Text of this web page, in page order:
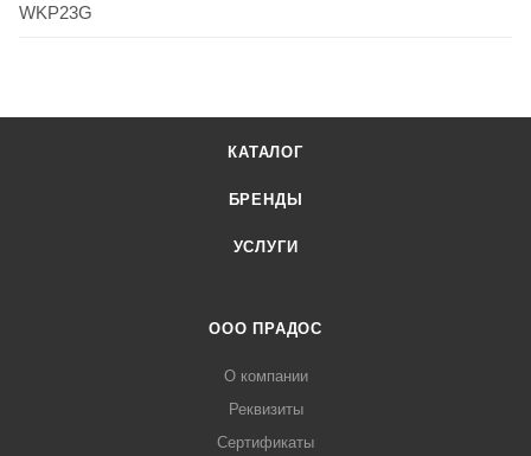
WKP23G
КАТАЛОГ
БРЕНДЫ
УСЛУГИ
ООО ПРАДОС
О компании
Реквизиты
Сертификаты